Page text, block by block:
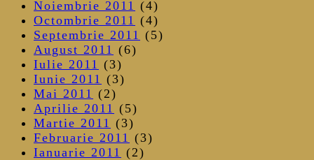
Noiembrie 2011 (4)
Octombrie 2011 (4)
Septembrie 2011 (5)
August 2011 (6)
Iulie 2011 (3)
Iunie 2011 (3)
Mai 2011 (2)
Aprilie 2011 (5)
Martie 2011 (3)
Februarie 2011 (3)
Ianuarie 2011 (2)